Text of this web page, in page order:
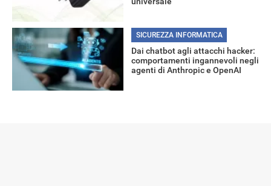
SICUREZZA INFORMATICA
Dai chatbot agli attacchi hacker:
comportamenti ingannevoli negli
agenti di Anthropic e OpenAI